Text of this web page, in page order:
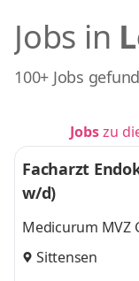
Jobs in
100+ Jobs
Jobszu
Facharzt
w/d)
Medicurum MVZ
Sittensen